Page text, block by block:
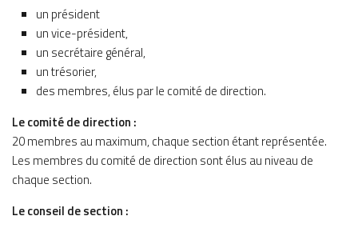
un président
un vice-président,
un secrétaire général,
un trésorier,
des membres, élus par le comité de direction.
Le comité de direction :
20 membres au maximum, chaque section étant représentée.
Les membres du comité de direction sont élus au niveau de
chaque section.
Le conseil de section :